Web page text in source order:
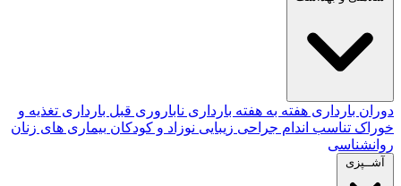
دوران بارداری هفته به هفته بارداری ناباروری قبل بارداری تغذیه و
خوراک تناسب اندام جراحی زیبایی نوزاد و کودکان بیماری های زنان
روانشناسی
آشــپزی